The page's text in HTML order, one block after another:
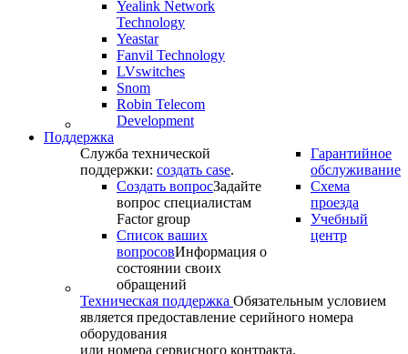
Yealink Network
Technology
Yeastar
Fanvil Technology
LVswitches
Snom
Robin Telecom
Development
Поддержка
Служба технической
поддержки: создать case.
Создать вопросЗадайте
вопрос специалистам
Factor group
Список ваших
вопросовИнформация о
состоянии своих
обращений
Гарантийное
обслуживание
Схема
проезда
Учебный
центр
Техническая поддержка Обязательным условием
является предоставление серийного номера
оборудования
или номера сервисного контракта.